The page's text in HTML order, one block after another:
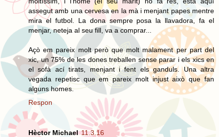
assegut amb una cervesa en la mà i menjant papes mentre
mira el futbol. La dona sempre posa la llavadora, fa el
menjar, neteja al seu fill, va a comprar...
Açò em pareix molt però que molt malament per part del
xic, un 75% de les dones treballen sense parar i els xics en
el sofà ací tirats, menjant i fent els ganduls. Una altra
vegada repetisc que em pareix molt injust això que fan
alguns homes.
Respon
Hèctor Michael 11.3.16